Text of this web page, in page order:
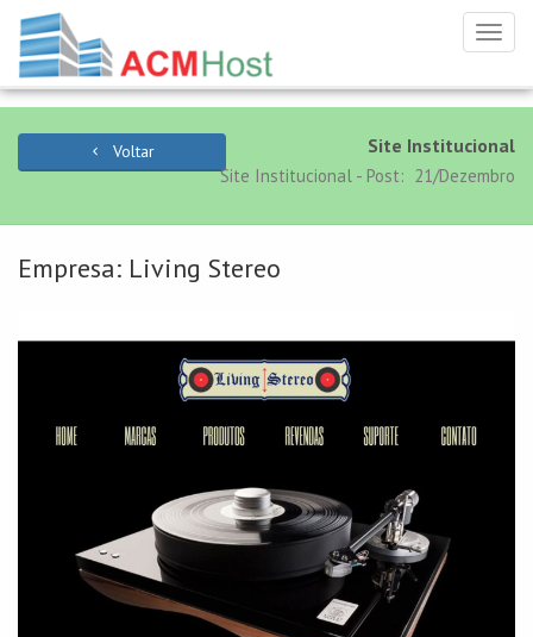
Voltar Site Institucional
Site Institucional - Post: 21/Dezembro
Empresa: Living Stereo